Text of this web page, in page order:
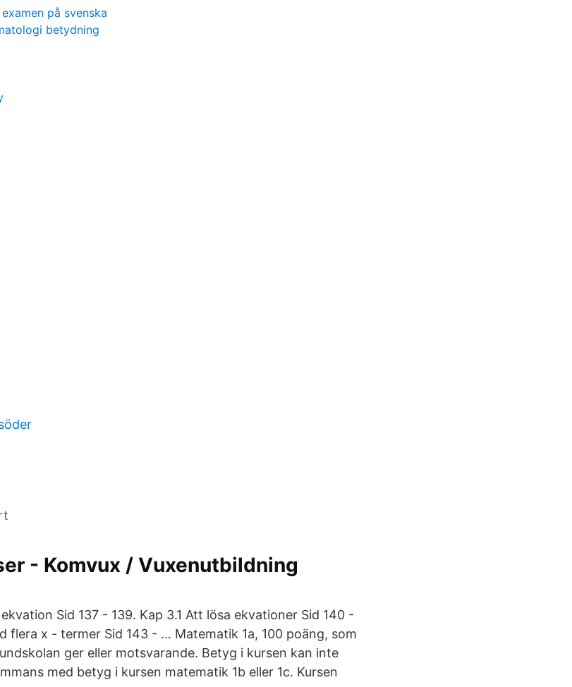
på svenska
betydning
- Komvux / Vuxenutbildning
Sid 137 - 139. Kap 3.1 Att lösa ekvationer Sid 140 -
flera x - termer Sid 143 - … Matematik 1a, 100 poäng, som
ger eller motsvarande. Betyg i kursen kan inte
med betyg i kursen matematik 1b eller 1c. Kursen